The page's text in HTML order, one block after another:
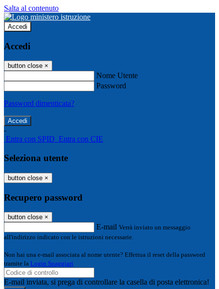
Salta al contenuto
Accedi
Accedi
button close ×
Nome Utente
Password
Password dimenticata?
-
Entra con SPID Entra con CIE
Seleziona utente
button close ×
Recupero password
button close ×
E-mail Verrà inviato un messaggio
all'indirizzo indicato con le istruzioni necessarie.
Non hai una e-mail associata al nome utente? Effettua il reset della password
tramite la Login Spaggiari
E-mail inviata, si prega di controllare la casella di posta elettronica!